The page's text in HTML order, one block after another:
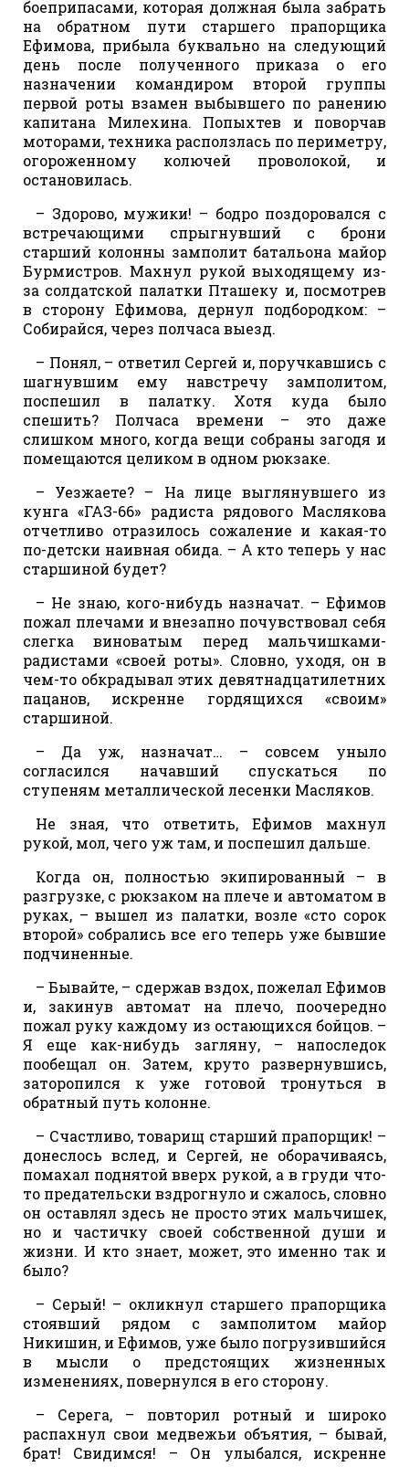
боеприпасами, которая должная была забрать
на обратном пути старшего прапорщика
Ефимова, прибыла буквально на следующий
день после полученного приказа о его
назначении командиром второй группы
первой роты взамен выбывшего по ранению
капитана Милехина. Попыхтев и поворчав
моторами, техника расползлась по периметру,
огороженному колючей проволокой, и
остановилась.
– Здорово, мужики! – бодро поздоровался с
встречающими спрыгнувший с брони
старший колонны замполит батальона майор
Бурмистров. Махнул рукой выходящему из-
за солдатской палатки Пташеку и, посмотрев
в сторону Ефимова, дернул подбородком: –
Собирайся, через полчаса выезд.
– Понял, – ответил Сергей и, поручкавшись с
шагнувшим ему навстречу замполитом,
поспешил в палатку. Хотя куда было
спешить? Полчаса времени – это даже
слишком много, когда вещи собраны загодя и
помещаются целиком в одном рюкзаке.
– Уезжаете? – На лице выглянувшего из
кунга «ГАЗ-66» радиста рядового Маслякова
отчетливо отразилось сожаление и какая-то
по-детски наивная обида. – А кто теперь у нас
старшиной будет?
– Не знаю, кого-нибудь назначат. – Ефимов
пожал плечами и внезапно почувствовал себя
слегка виноватым перед мальчишками-
радистами «своей роты». Словно, уходя, он в
чем-то обкрадывал этих девятнадцатилетних
пацанов, искренне гордящихся «своим»
старшиной.
– Да уж, назначат… – совсем уныло
согласился начавший спускаться по
ступеням металлической лесенки Масляков.
Не зная, что ответить, Ефимов махнул
рукой, мол, чего уж там, и поспешил дальше.
Когда он, полностью экипированный – в
разгрузке, с рюкзаком на плече и автоматом в
руках, – вышел из палатки, возле «сто сорок
второй» собрались все его теперь уже бывшие
подчиненные.
– Бывайте, – сдержав вздох, пожелал Ефимов
и, закинув автомат на плечо, поочередно
пожал руку каждому из остающихся бойцов. –
Я еще как-нибудь загляну, – напоследок
пообещал он. Затем, круто развернувшись,
заторопился к уже готовой тронуться в
обратный путь колонне.
– Счастливо, товарищ старший прапорщик! –
донеслось вслед, и Сергей, не оборачиваясь,
помахал поднятой вверх рукой, а в груди что-
то предательски вздрогнуло и сжалось, словно
он оставлял здесь не просто этих мальчишек,
но и частичку своей собственной души и
жизни. И кто знает, может, это именно так и
было?
– Серый! – окликнул старшего прапорщика
стоявший рядом с замполитом майор
Никишин, и Ефимов, уже было погрузившийся
в мысли о предстоящих жизненных
изменениях, повернулся в его сторону.
– Серега, – повторил ротный и широко
распахнул свои медвежьи объятия, – бывай,
брат! Свидимся! – Он улыбался, искренне